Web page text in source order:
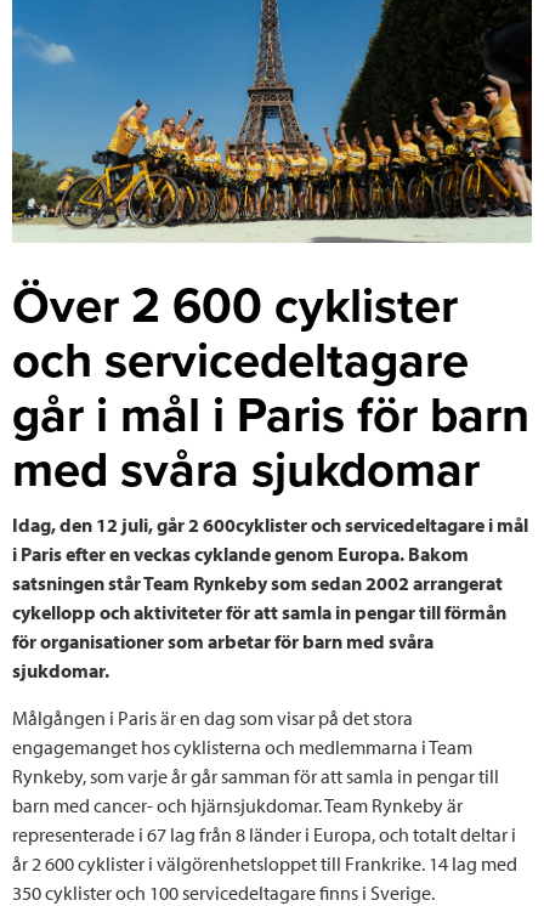
Över 2 600 cyklister
och servicedeltagare
går i mål i Paris för barn
med svåra sjukdomar
Idag, den 12 juli, går 2 600cyklister och servicedeltagare i mål
i Paris efter en veckas cyklande genom Europa. Bakom
satsningen står Team Rynkeby som sedan 2002 arrangerat
cykellopp och aktiviteter för att samla in pengar till förmån
för organisationer som arbetar för barn med svåra
sjukdomar.
Målgången i Paris är en dag som visar på det stora
engagemanget hos cyklisterna och medlemmarna i Team
Rynkeby, som varje år går samman för att samla in pengar till
barn med cancer- och hjärnsjukdomar. Team Rynkeby är
representerade i 67 lag från 8 länder i Europa, och totalt deltar i
år 2 600 cyklister i välgörenhetsloppet till Frankrike. 14 lag med
350 cyklister och 100 servicedeltagare finns i Sverige.